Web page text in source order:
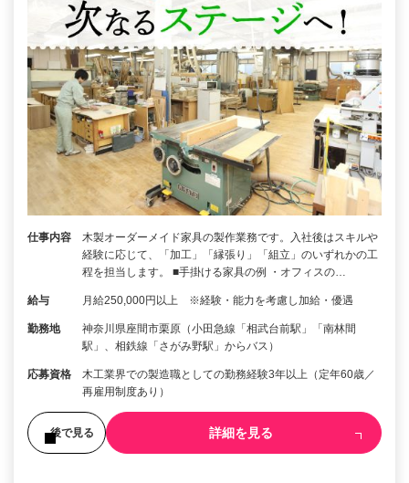
仕事内容
木製オーダーメイド家具の製作業務です。入社後はスキルや
経験に応じて、「加工」「縁張り」「組立」のいずれかの工
程を担当します。 ■手掛ける家具の例 ・オフィスの…
給与 月給250,000円以上 ※経験・能力を考慮し加給・優遇
勤務地
神奈川県座間市栗原（小田急線「相武台前駅」「南林間
駅」、相鉄線「さがみ野駅」からバス）
応募資格
木工業界での製造職としての勤務経験3年以上（定年60歳／
再雇用制度あり）
後で見る 詳細を見る